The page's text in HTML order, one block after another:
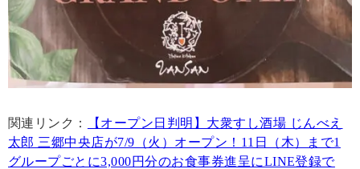
関連リンク：
【オープン日判明】大衆すし酒場 じんべえ
太郎 三郷中央店が7/9（火）オープン！11日（木）まで1
グループごとに3,000円分のお食事券進呈にLINE登録で